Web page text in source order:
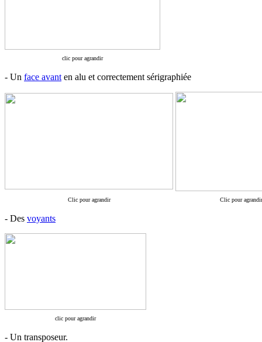
clic pour agrandir
- Un face avant en alu et correctement sérigraphiée
Clic pour agrandir Clic pour agrandir
- Des voyants
clic pour agrandir
- Un transposeur.